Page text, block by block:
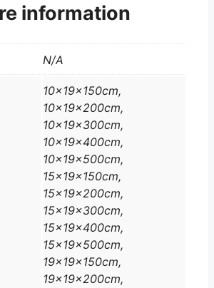
information
N/A
10x19x150cm,
10x19x200cm,
10x19x300cm,
10x19x400cm,
10x19x500cm,
15x19x150cm,
15x19x200cm,
15x19x300cm,
15x19x400cm,
15x19x500cm,
19x19x150cm,
19x19x200cm,